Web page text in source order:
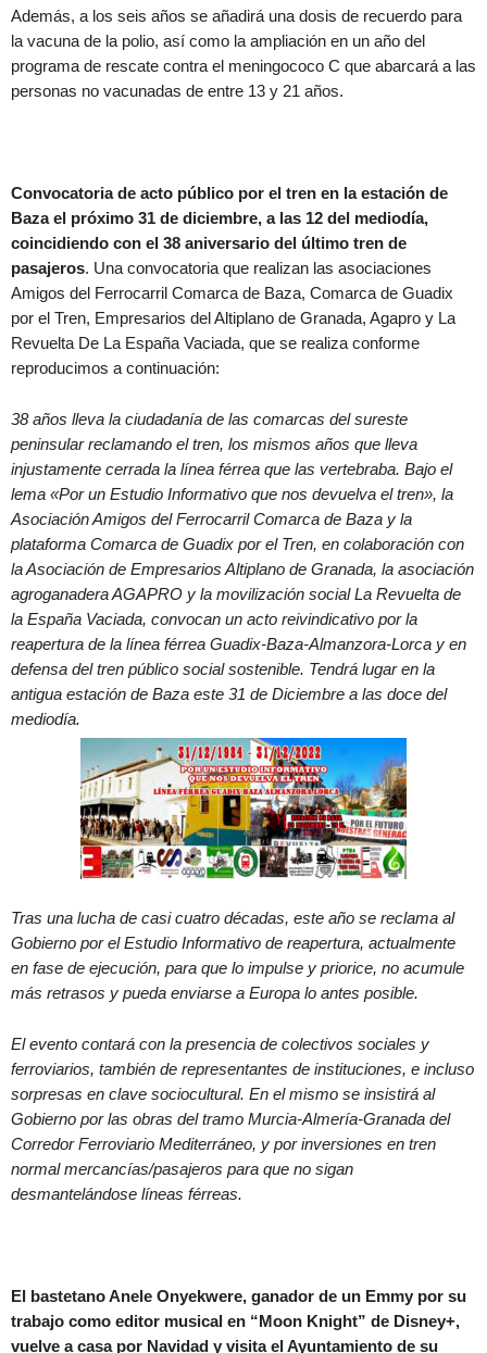
Además, a los seis años se añadirá una dosis de recuerdo para
la vacuna de la polio, así como la ampliación en un año del
programa de rescate contra el meningococo C que abarcará a las
personas no vacunadas de entre 13 y 21 años.
Convocatoria de acto público por el tren en la estación de
Baza el próximo 31 de diciembre, a las 12 del mediodía,
coincidiendo con el 38 aniversario del último tren de
pasajeros. Una convocatoria que realizan las asociaciones
Amigos del Ferrocarril Comarca de Baza, Comarca de Guadix
por el Tren, Empresarios del Altiplano de Granada, Agapro y La
Revuelta De La España Vaciada, que se realiza conforme
reproducimos a continuación:
38 años lleva la ciudadanía de las comarcas del sureste
peninsular reclamando el tren, los mismos años que lleva
injustamente cerrada la línea férrea que las vertebraba. Bajo el
lema «Por un Estudio Informativo que nos devuelva el tren», la
Asociación Amigos del Ferrocarril Comarca de Baza y la
plataforma Comarca de Guadix por el Tren, en colaboración con
la Asociación de Empresarios Altiplano de Granada, la asociación
agroganadera AGAPRO y la movilización social La Revuelta de
la España Vaciada, convocan un acto reivindicativo por la
reapertura de la línea férrea Guadix-Baza-Almanzora-Lorca y en
defensa del tren público social sostenible. Tendrá lugar en la
antigua estación de Baza este 31 de Diciembre a las doce del
mediodía.
Tras una lucha de casi cuatro décadas, este año se reclama al
Gobierno por el Estudio Informativo de reapertura, actualmente
en fase de ejecución, para que lo impulse y priorice, no acumule
más retrasos y pueda enviarse a Europa lo antes posible.
El evento contará con la presencia de colectivos sociales y
ferroviarios, también de representantes de instituciones, e incluso
sorpresas en clave sociocultural. En el mismo se insistirá al
Gobierno por las obras del tramo Murcia-Almería-Granada del
Corredor Ferroviario Mediterráneo, y por inversiones en tren
normal mercancías/pasajeros para que no sigan
desmantelándose líneas férreas.
El bastetano Anele Onyekwere, ganador de un Emmy por su
trabajo como editor musical en “Moon Knight” de Disney+,
vuelve a casa por Navidad y visita el Ayuntamiento de su